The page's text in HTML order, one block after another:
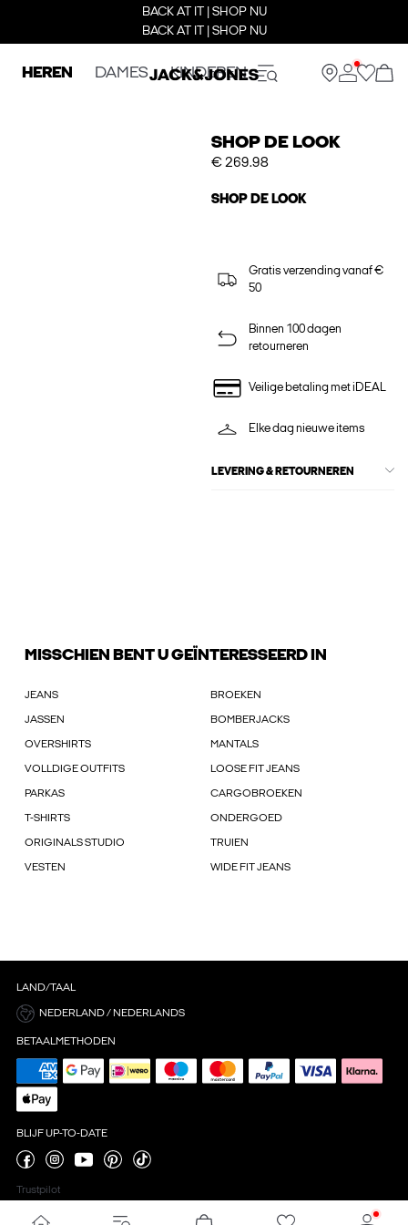
BACK AT IT | SHOP NU
BACK AT IT | SHOP NU
HEREN DAMES KINDEREN
SHOP DE LOOK
€ 269.98
SHOP DE LOOK
Gratis verzending vanaf €
50
Binnen 100 dagen
retourneren
Veilige betaling met iDEAL
Elke dag nieuwe items
LEVERING & RETOURNEREN
MISSCHIEN BENT U GEÏNTERESSEERD IN
JEANS BROEKEN
JASSEN BOMBERJACKS
OVERSHIRTS MANTALS
VOLLDIGE OUTFITS LOOSE FIT JEANS
PARKAS CARGOBROEKEN
T-SHIRTS ONDERGOED
ORIGINALS STUDIO TRUIEN
VESTEN WIDE FIT JEANS
LAND/TAAL
NEDERLAND / NEDERLANDS
BETAALMETHODEN
BLIJF UP-TO-DATE
Trustpilot